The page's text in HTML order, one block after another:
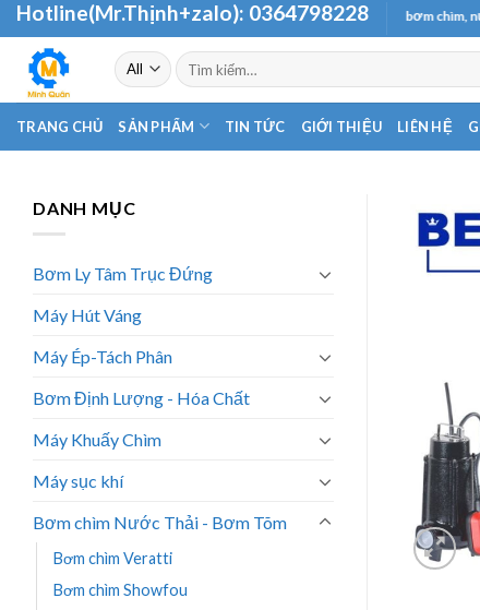
Skip
to
content
Hotline(Mr.Thịnh+zalo): 0364798228
Chuyên cung cấp và phân phối các loại máy bơm chìm, nước
Tìm
kiếm:
TRANG CHỦ SẢN PHẨM TIN TỨC GIỚI THIỆU LIÊN HỆ
DANH MỤC
Bơm Ly Tâm Trục Đứng
Máy Hút Váng
Máy Ép-Tách Phân
Bơm Định Lượng - Hóa Chất
Máy Khuấy Chìm
Máy sục khí
Bơm chìm Nước Thải - Bơm Tõm
Bơm chìm Veratti
Bơm chìm Showfou